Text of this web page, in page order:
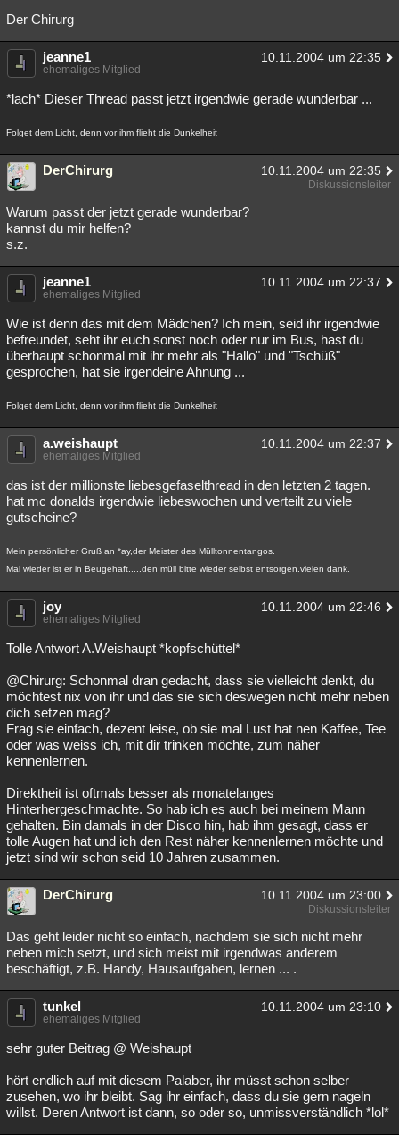
Der Chirurg
jeanne1 10.11.2004 um 22:35
ehemaliges Mitglied
*lach* Dieser Thread passt jetzt irgendwie gerade wunderbar ...
Folget dem Licht, denn vor ihm flieht die Dunkelheit
DerChirurg 10.11.2004 um 22:35
Diskussionsleiter
Warum passt der jetzt gerade wunderbar?
kannst du mir helfen?
s.z.
jeanne1 10.11.2004 um 22:37
ehemaliges Mitglied
Wie ist denn das mit dem Mädchen? Ich mein, seid ihr irgendwie
befreundet, seht ihr euch sonst noch oder nur im Bus, hast du
überhaupt schonmal mit ihr mehr als "Hallo" und "Tschüß"
gesprochen, hat sie irgendeine Ahnung ...
Folget dem Licht, denn vor ihm flieht die Dunkelheit
a.weishaupt 10.11.2004 um 22:37
ehemaliges Mitglied
das ist der millionste liebesgefaselthread in den letzten 2 tagen.
hat mc donalds irgendwie liebeswochen und verteilt zu viele
gutscheine?
Mein persönlicher Gruß an *ay,der Meister des Mülltonnentangos.
Mal wieder ist er in Beugehaft.....den müll bitte wieder selbst entsorgen.vielen dank.
joy 10.11.2004 um 22:46
ehemaliges Mitglied
Tolle Antwort A.Weishaupt *kopfschüttel*
@Chirurg: Schonmal dran gedacht, dass sie vielleicht denkt, du
möchtest nix von ihr und das sie sich deswegen nicht mehr neben
dich setzen mag?
Frag sie einfach, dezent leise, ob sie mal Lust hat nen Kaffee, Tee
oder was weiss ich, mit dir trinken möchte, zum näher
kennenlernen.
Direktheit ist oftmals besser als monatelanges
Hinterhergeschmachte. So hab ich es auch bei meinem Mann
gehalten. Bin damals in der Disco hin, hab ihm gesagt, dass er
tolle Augen hat und ich den Rest näher kennenlernen möchte und
jetzt sind wir schon seid 10 Jahren zusammen.
DerChirurg 10.11.2004 um 23:00
Diskussionsleiter
Das geht leider nicht so einfach, nachdem sie sich nicht mehr
neben mich setzt, und sich meist mit irgendwas anderem
beschäftigt, z.B. Handy, Hausaufgaben, lernen ... .
tunkel 10.11.2004 um 23:10
ehemaliges Mitglied
sehr guter Beitrag @ Weishaupt
hört endlich auf mit diesem Palaber, ihr müsst schon selber
zusehen, wo ihr bleibt. Sag ihr einfach, dass du sie gern nageln
willst. Deren Antwort ist dann, so oder so, unmissverständlich *lol*